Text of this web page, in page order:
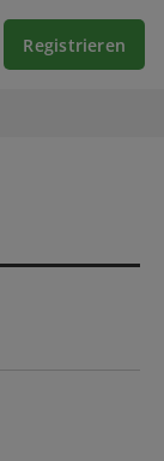
Registrieren